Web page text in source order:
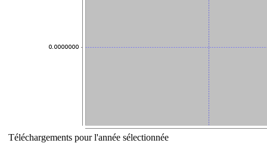
Téléchargements pour l'année sélectionnée